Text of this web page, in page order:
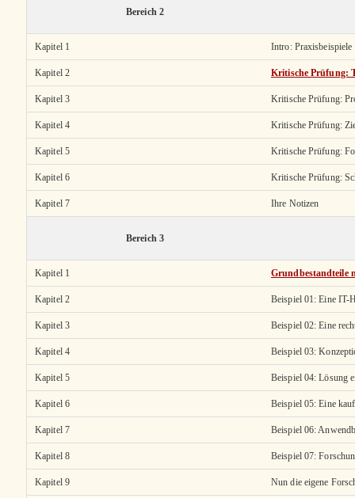
Bereich 2
Kapitel 1 Intro: Praxisbeispiele
Kapitel 2 Kritische Prüfung:
Kapitel 3 Kritische Prüfung:
Kapitel 4 Kritische Prüfung:
Kapitel 5 Kritische Prüfung:
Kapitel 6 Kritische Prüfung:
Kapitel 7 Ihre Notizen
Bereich 3
Kapitel 1 Grundbestandteile
Kapitel 2 Beispiel 01: Eine IT-
Kapitel 3 Beispiel 02: Eine
Kapitel 4 Beispiel 03:
Kapitel 5 Beispiel 04: Lösung
Kapitel 6 Beispiel 05: Eine
Kapitel 7 Beispiel 06:
Kapitel 8 Beispiel 07:
Kapitel 9 Nun die eigene